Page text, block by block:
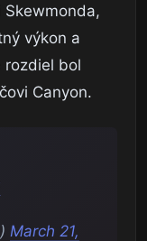
Skewmonda,
výkon a
rozdiel bol
Canyon.
March 21,